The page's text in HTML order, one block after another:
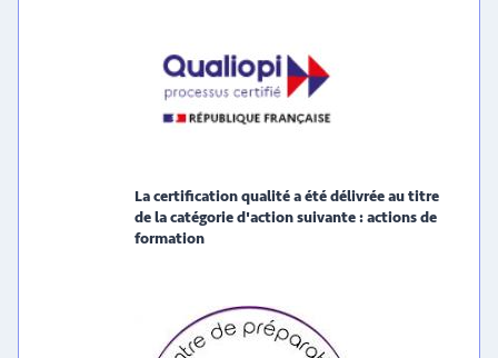
La certification qualité a été délivrée au titre
de la catégorie d'action suivante : actions de
formation